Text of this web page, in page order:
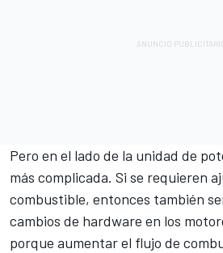
Pero en el lado de la unidad de
más complicada. Si se requieren
combustible, entonces también
cambios de hardware en los
porque aumentar el flujo de